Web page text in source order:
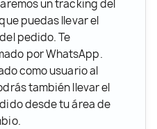
un tracking del
puedas llevar el
pedido. Te
por WhatsApp.
como usuario al
también llevar el
desde tu área de